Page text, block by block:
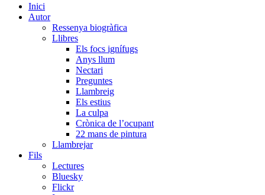
Close
Menu
Inici
Autor
Ressenya biogràfica
Llibres
Els focs ignífugs
Anys llum
Nectari
Preguntes
Llambreig
Els estius
La culpa
Crònica de l’ocupant
22 mans de pintura
Llambrejar
Fils
Lectures
Bluesky
Flickr